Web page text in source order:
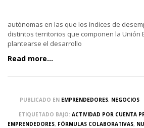
autónomas en las que los índices de
distintos territorios que componen la
plantearse el desarrollo
Read more...
PUBLICADO EN EMPRENDEDORES, NEGOCIOS
ETIQUETADO BAJO: ACTIVIDAD POR CUENTA
EMPRENDEDORES, FÓRMULAS COLABORATIVAS,